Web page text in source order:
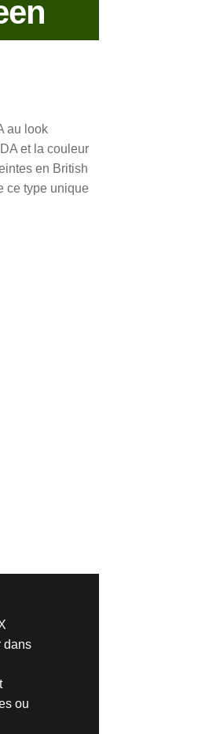
au look
et la couleur
en British
ce type unique
dans
ou